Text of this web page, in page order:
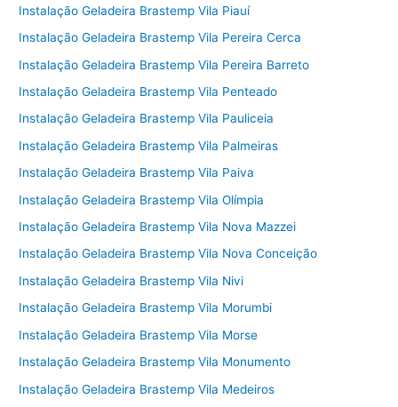
Instalação Geladeira Brastemp Vila Piauí
Instalação Geladeira Brastemp Vila Pereira Cerca
Instalação Geladeira Brastemp Vila Pereira Barreto
Instalação Geladeira Brastemp Vila Penteado
Instalação Geladeira Brastemp Vila Pauliceia
Instalação Geladeira Brastemp Vila Palmeiras
Instalação Geladeira Brastemp Vila Paiva
Instalação Geladeira Brastemp Vila Olímpia
Instalação Geladeira Brastemp Vila Nova Mazzei
Instalação Geladeira Brastemp Vila Nova Conceição
Instalação Geladeira Brastemp Vila Nivi
Instalação Geladeira Brastemp Vila Morumbi
Instalação Geladeira Brastemp Vila Morse
Instalação Geladeira Brastemp Vila Monumento
Instalação Geladeira Brastemp Vila Medeiros